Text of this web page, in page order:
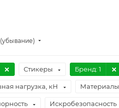
Стикеры Бренд: 1
нагрузка, кН Материалы
Искробезопасность